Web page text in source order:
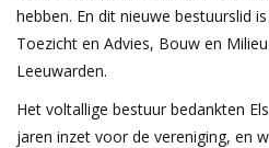
hebben. En dit nieuwe bestuurslid
Toezicht en Advies, Bouw en
Leeuwarden.
Het voltallige bestuur bedankten
jaren inzet voor de vereniging, en